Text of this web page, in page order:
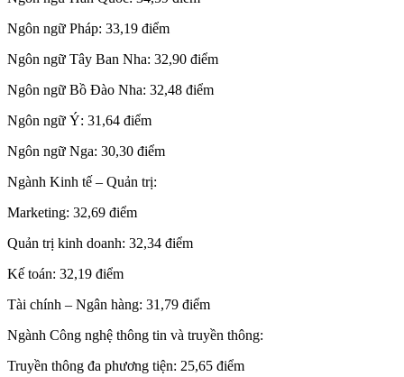
Ngôn ngữ Pháp: 33,19 điểm
Ngôn ngữ Tây Ban Nha: 32,90 điểm
Ngôn ngữ Bồ Đào Nha: 32,48 điểm
Ngôn ngữ Ý: 31,64 điểm
Ngôn ngữ Nga: 30,30 điểm
Ngành Kinh tế – Quản trị:
Marketing: 32,69 điểm
Quản trị kinh doanh: 32,34 điểm
Kế toán: 32,19 điểm
Tài chính – Ngân hàng: 31,79 điểm
Ngành Công nghệ thông tin và truyền thông:
Truyền thông đa phương tiện: 25,65 điểm